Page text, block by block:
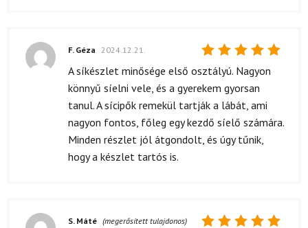
Értékelés:
/ 5
F. Géza 2024.12.21.
A síkészlet minősége első osztályú. Nagyon
könnyű síelni vele, és a gyerekem gyorsan
tanul. A sícipők remekül tartják a lábát, ami
nagyon fontos, főleg egy kezdő síelő számára.
Minden részlet jól átgondolt, és úgy tűnik,
hogy a készlet tartós is.
S. Máté (megerősített tulajdonos)